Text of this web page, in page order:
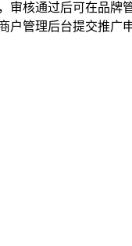
核通过后可在品牌
管理后台提交推广